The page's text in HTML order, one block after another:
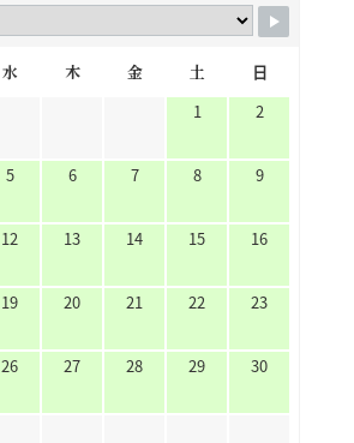
水 木 金 土
日
1
2
5 6 7 8 9
12 13 14 15 16
19 20 21 22 23
26 27 28 29 30